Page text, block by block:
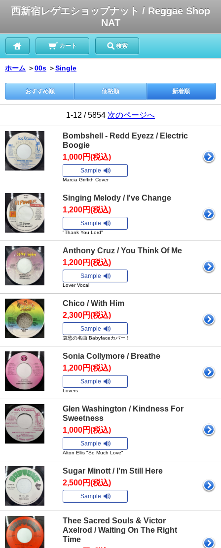
西新宿レゲエショップナット / Reggae Shop
NAT
カート 検索
ホーム ＞00s ＞Single
おすすめ順 価格順 新着順
1-12 / 5854 次のページへ
Bombshell - Redd Eyezz / Electric
Boogie
1,000円(税込)
Sample
Marcia Griffith Cover
Singing Melody / I've Change
1,200円(税込)
Sample
"Thank You Lord"
Anthony Cruz / You Think Of Me
1,200円(税込)
Sample
Lover Vocal
Chico / With Him
2,300円(税込)
Sample
哀愁の名曲 Babyfaceカバー！
Sonia Collymore / Breathe
1,200円(税込)
Sample
Lovers
Glen Washington / Kindness For
Sweetness
1,000円(税込)
Sample
Alton Ellis "So Much Love"
Sugar Minott / I'm Still Here
2,500円(税込)
Sample
Thee Sacred Souls & Victor
Axelrod / Waiting On The Right
Time